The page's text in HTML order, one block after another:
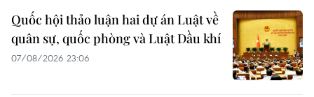
Quốc hội thảo luận hai dự án Luật về
quân sự, quốc phòng và Luật Dầu khí
07/08/2026 23:06